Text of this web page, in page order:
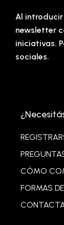
Al
newsletter
iniciativas.
sociales.
CÓMO
FORMAS